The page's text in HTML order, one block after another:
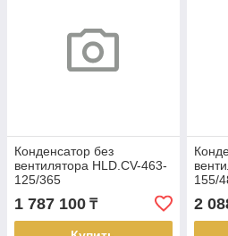
Конденсатор без
вентилятора HLD.CV-463-
125/365
1 787 100 ₸
155/
2